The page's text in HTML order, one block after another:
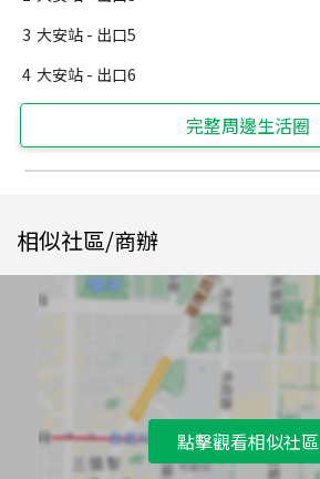
3 大安站 - 出口5
4 大安站 - 出口6
完整周邊生活圈
相似社區/商辦
點擊觀看相似社區